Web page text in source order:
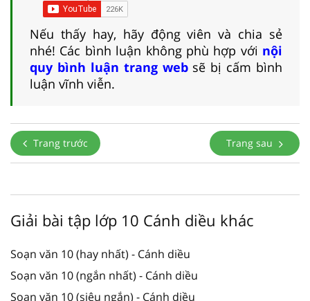
Nếu thấy hay, hãy động viên và chia sẻ
nhé! Các bình luận không phù hợp với nội
quy bình luận trang websẽ bị cấm bình
luận vĩnh viễn.
Trang trước Trang sau
Giải bài tập lớp 10 Cánh diều khác
Soạn văn 10 (hay nhất) - Cánh diều
Soạn văn 10 (ngắn nhất) - Cánh diều
Soạn văn 10 (siêu ngắn) - Cánh diều